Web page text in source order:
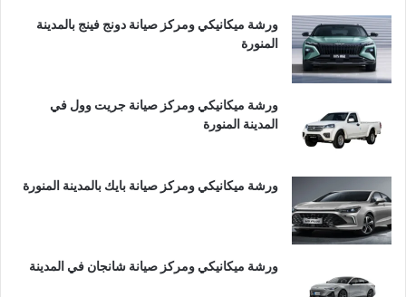
ورشة ميكانيكي ومركز صيانة دونج فينج بالمدينة
المنورة
ورشة ميكانيكي ومركز صيانة جريت وول في
المدينة المنورة
ورشة ميكانيكي ومركز صيانة بايك بالمدينة المنورة
ورشة ميكانيكي ومركز صيانة شانجان في المدينة